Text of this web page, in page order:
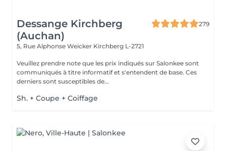
Dessange Kirchberg
(Auchan)
279
5, Rue Alphonse Weicker Kirchberg L-2721
Veuillez prendre note que les prix indiqués sur Salonkee sont
communiqués à titre informatif et s'entendent de base. Ces
derniers sont susceptibles de...
Sh. + Coupe + Coiffage